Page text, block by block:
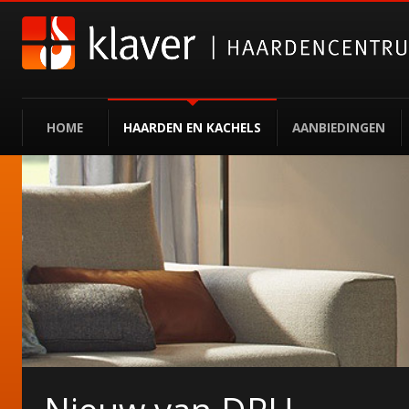
HOME HAARDEN EN KACHELS AANBIEDINGEN